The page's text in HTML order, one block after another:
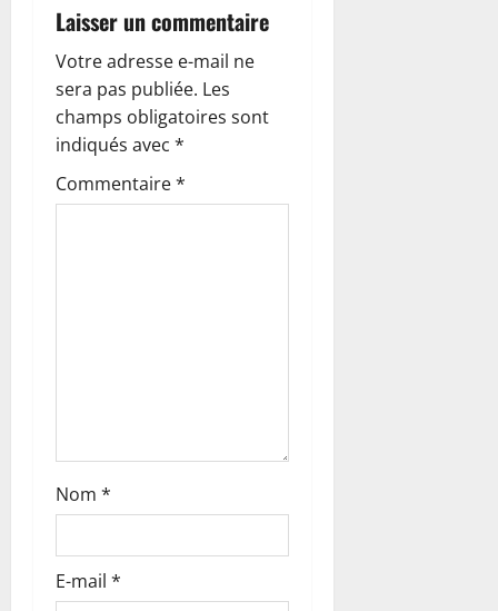
i
o
n
d
’
c
l
Laisser un commentaire
Votre adresse e-mail ne
sera pas publiée. Les
champs obligatoires sont
indiqués avec *
Commentaire*
Nom *
E-mail *